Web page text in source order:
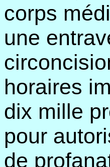
corps
une
horaires
dix mille
pour
de